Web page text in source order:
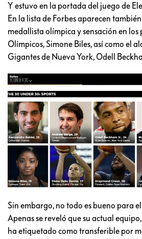
Y estuvo en la portada del juego de
En la lista de Forbes aparecen
medallista olímpica y sensación en los
Olímpicos, Simone Biles, así como el
Gigantes de Nueva York, Odell
Sin embargo, no todo es bueno para
Apenas se reveló que su actual
ha etiquetado como transferible por